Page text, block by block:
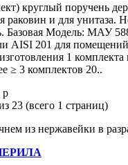
круглый поручень
раковин и для унитаза.
Базовая Модель: МАУ
AISI 201 для
1 комплекта
≥ 3 комплектов 20..
р
23 (всего 1 страниц)
из нержавейки в